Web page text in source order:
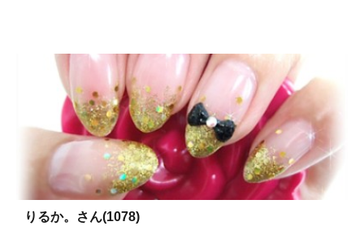
りるか。さん(1078)